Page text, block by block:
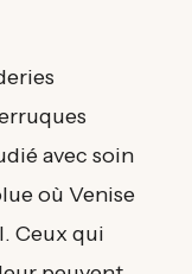
avec soin
où Venise
Ceux qui